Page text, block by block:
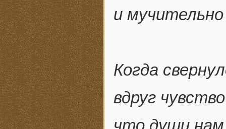
и
Когда
вдруг
что души